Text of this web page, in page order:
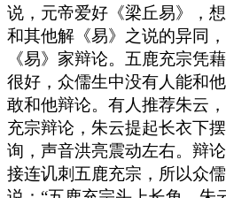
说，元帝爱好《梁丘易》，
和其他解《易》之说的异同
《易》家辩论。五鹿充宗凭
很好，众儒生中没有人能和
敢和他辩论。有人推荐朱云
充宗辩论，朱云提起长衣下
询，声音洪亮震动左右。辩
接连讥刺五鹿充宗，所以众